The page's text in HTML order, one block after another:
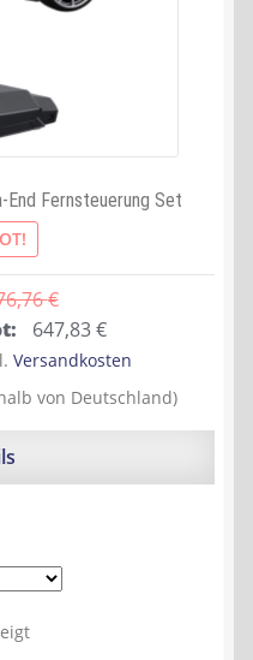
End Fernsteuerung Set
€
647,83€Aktueller
Preis
ist:
Versandkosten
von Deutschland)